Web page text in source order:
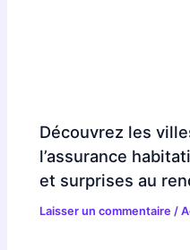
Découvrez les
l’assurance
et surprises au
Laisser un commentaire /